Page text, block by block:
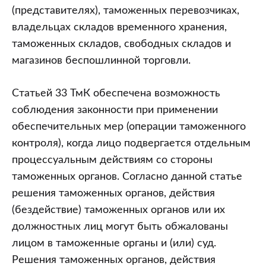
(представителях), таможенных перевозчиках,
владельцах складов временного хранения,
таможенных складов, свободных складов и
магазинов беспошлинной торговли.
Статьей 33 ТмК обеспечена возможность
соблюдения законности при применении
обеспечительных мер (операции таможенного
контроля), когда лицо подвергается отдельным
процессуальным действиям со стороны
таможенных органов. Согласно данной статье
решения таможенных органов, действия
(бездействие) таможенных органов или их
должностных лиц могут быть обжалованы
лицом в таможенные органы и (или) суд.
Решения таможенных органов, действия